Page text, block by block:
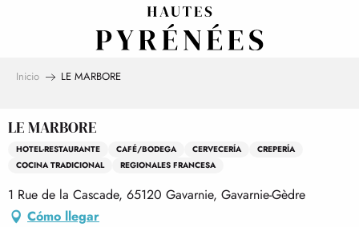
Inicio LE MARBORE
LE MARBORE
HOTEL-RESTAURANTE CAFÉ/BODEGA CERVECERÍA
CREPERÍA
COCINA TRADICIONAL
REGIONALES FRANCESA
1 Rue de la Cascade, 65120 Gavarnie, Gavarnie-Gèdre
Cómo llegar